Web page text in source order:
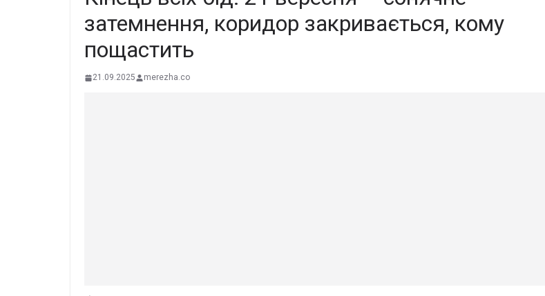
затемнення, коридор закривається, кому
пощастить
21.09.2025 merezha.co